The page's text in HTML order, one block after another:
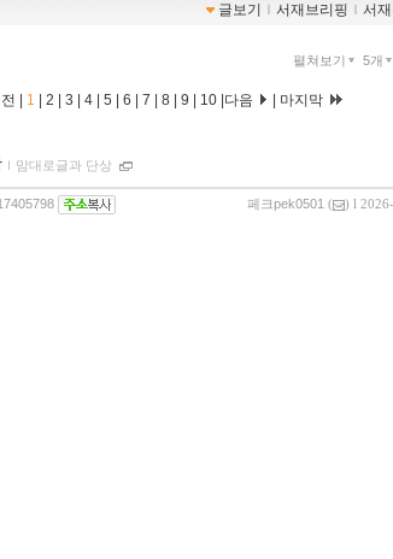
글보기 ｌ 서재브리핑 ｌ 서재
펼쳐보기 5개
| 1 2 3 4 5 6 7 8 9 10 다음 마지막
ｌ 맘대로글과 단상
페크pek0501 ( ) l